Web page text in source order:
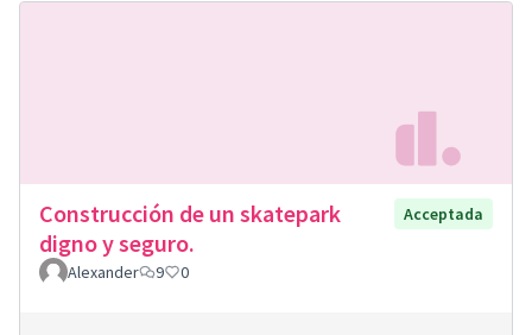
Construcción de un skatepark
digno y seguro.
Acceptada
Alexander 9 0